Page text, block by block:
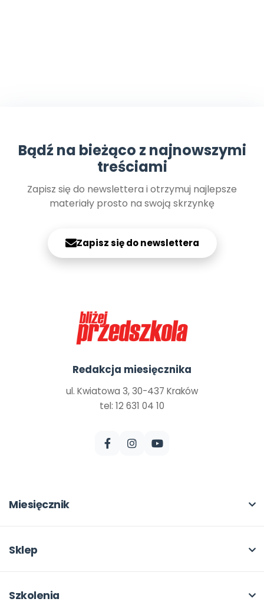
Bądź na bieżąco z najnowszymi
treściami
Zapisz się do newslettera i otrzymuj najlepsze
materiały prosto na swoją skrzynkę
Zapisz się do newslettera
Redakcja miesięcznika
ul. Kwiatowa 3, 30-437 Kraków
tel: 12 631 04 10
Miesięcznik
W numerze
Pomoce dydaktyczne
Sklep
Moje zakupy
Szkolenia